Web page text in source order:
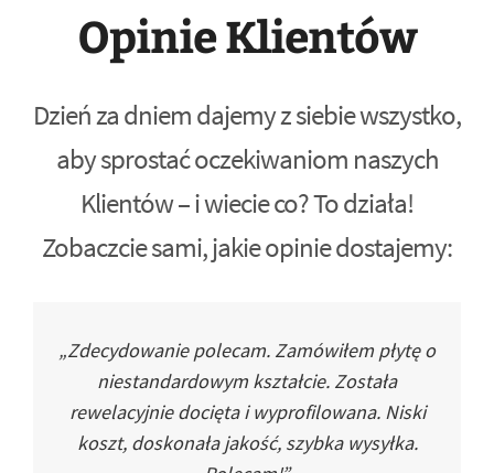
Opinie Klientów
Dzień za dniem dajemy z siebie wszystko,
aby sprostać oczekiwaniom naszych
Klientów – i wiecie co? To działa!
Zobaczcie sami, jakie opinie dostajemy:
„Zdecydowanie polecam. Zamówiłem płytę o
niestandardowym kształcie. Została
rewelacyjnie docięta i wyprofilowana. Niski
koszt, doskonała jakość, szybka wysyłka.